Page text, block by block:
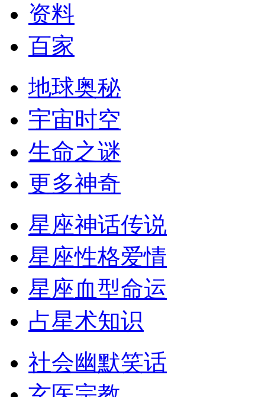
资料
百家
地球奥秘
宇宙时空
生命之谜
更多神奇
星座神话传说
星座性格爱情
星座血型命运
占星术知识
社会幽默笑话